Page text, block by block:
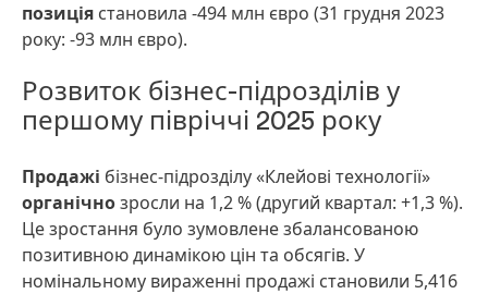
позиція становила -494 млн євро (31 грудня 2023
року: -93 млн євро).
Розвиток бізнес-підрозділів у
першому півріччі 2025 року
Продажі бізнес-підрозділу «Клейові технології»
органічнозросли на 1,2 % (другий квартал: +1,3 %).
Це зростання було зумовлене збалансованою
позитивною динамікою цін та обсягів. У
номінальному вираженні продажі становили 5,416